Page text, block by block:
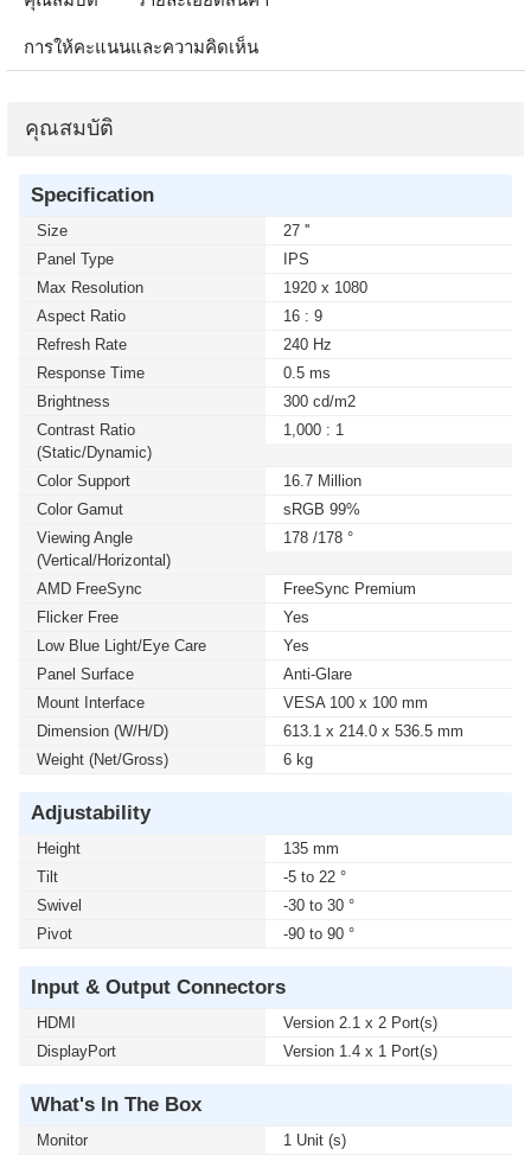
การให้คะแนนและความคิดเห็น
คุณสมบัติ
Specification
Size
27 ''
Panel Type
IPS
Max Resolution
1920 x 1080
Aspect Ratio
16 : 9
Refresh Rate
240 Hz
Response Time
0.5 ms
Brightness
300 cd/m2
Contrast Ratio
(static/dynamic)
1,000 : 1
Color Support
16.7 Million
Color Gamut
sRGB 99%
Viewing Angle
(Vertical/Horizontal)
178 /178 °
AMD FreeSync
FreeSync Premium
Flicker Free
Yes
Low Blue Light/Eye Care
Yes
Panel Surface
Anti-Glare
Mount Interface
VESA 100 x 100 mm
Dimension (W/H/D)
613.1 x 214.0 x 536.5 mm
Weight (Net/Gross)
6 kg
Adjustability
Height
135 mm
Tilt
-5 to 22 °
Swivel
-30 to 30 °
Pivot
-90 to 90 °
Input & Output Connectors
HDMI
Version 2.1 x 2 Port(s)
DisplayPort
Version 1.4 x 1 Port(s)
What's In The Box
Monitor
1 Unit (s)